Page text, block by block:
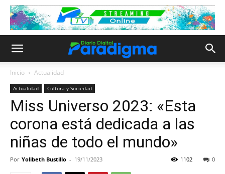
Inicio Actualidad
Actualidad Cultura y Sociedad
Miss Universo 2023: «Esta
corona está dedicada a las
niñas de todo el mundo»
Por Yolibeth Bustillo - 19/11/2023 0
1102